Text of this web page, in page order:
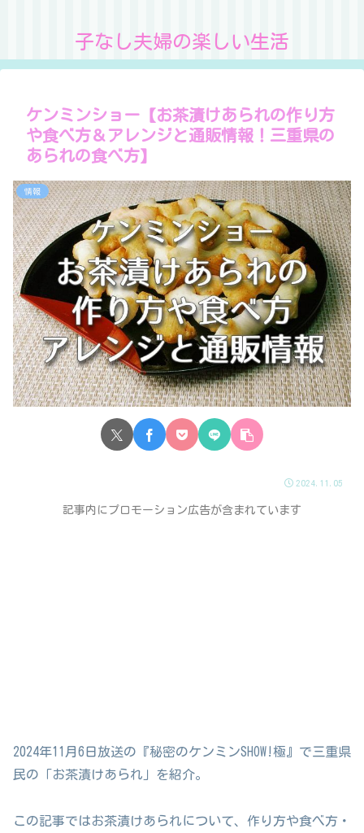
子なし夫婦の楽しい生活
ケンミンショー【お茶漬けあられの作り方
や食べ方＆アレンジと通販情報！三重県の
あられの食べ方】
情報
2024.11.05
記事内にプロモーション広告が含まれています
2024年11月6日放送の『秘密のケンミンSHOW!極』で三重県
民の「お茶漬けあられ」を紹介。
この記事ではお茶漬けあられについて、作り方や食べ方・